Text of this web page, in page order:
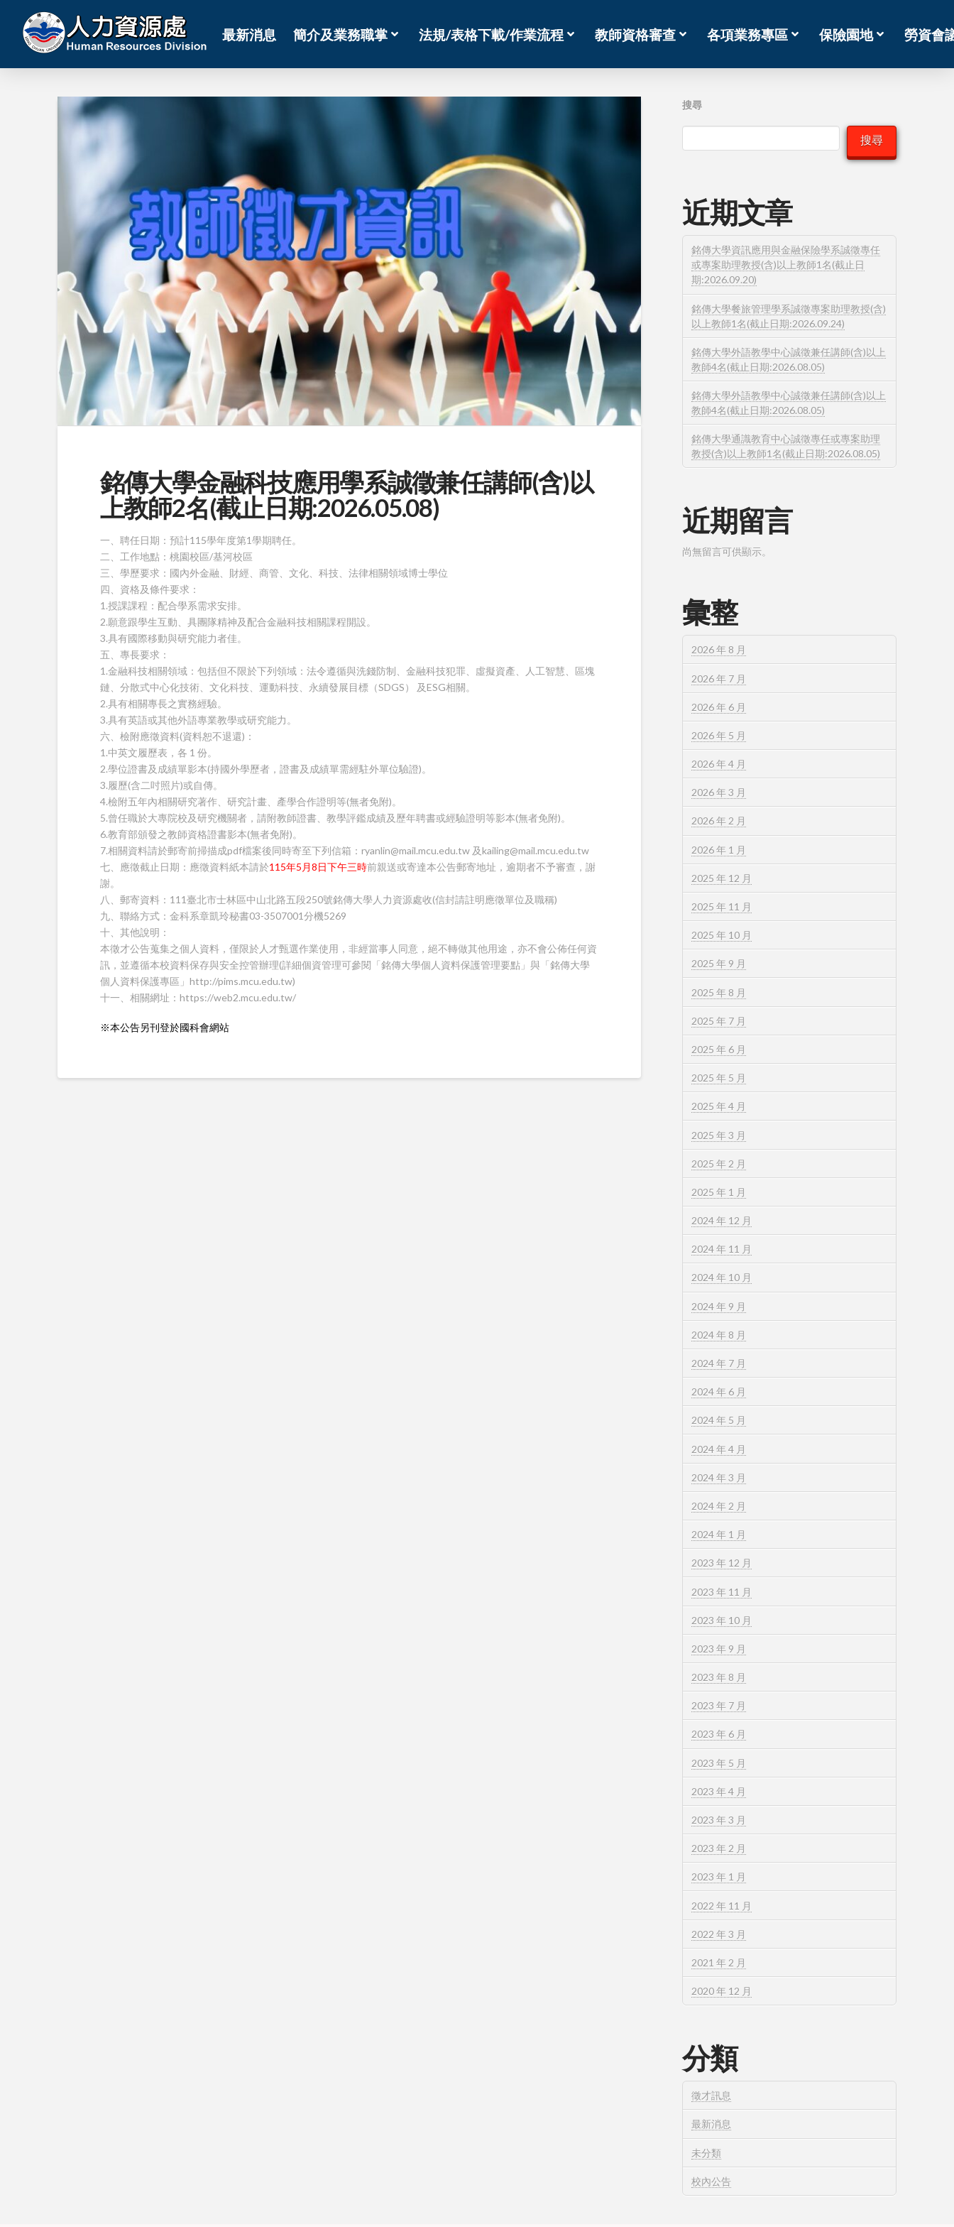
最新消息 簡介及業務職掌 法規/表格下載/作業流程 教師資格審查 各項業務專區 保險園地 勞資會
銘傳大學金融科技應用學系誠徵兼任講師(含)以
上教師2名(截止日期:2026.05.08)
一、聘任日期：預計115學年度第1學期聘任。
二、工作地點：桃園校區/基河校區
三、學歷要求：國內外金融、財經、商管、文化、科技、法律相關領域博士學位
四、資格及條件要求：
1.授課課程：配合學系需求安排。
2.願意跟學生互動、具團隊精神及配合金融科技相關課程開設。
3.具有國際移動與研究能力者佳。
五、專長要求：
1.金融科技相關領域：包括但不限於下列領域：法令遵循與洗錢防制、金融科技犯罪、虛擬資產、人工智慧、區塊
鏈、分散式中心化技術、文化科技、運動科技、永續發展目標（SDGS） 及ESG相關。
2.具有相關專長之實務經驗。
3.具有英語或其他外語專業教學或研究能力。
六、檢附應徵資料(資料恕不退還)：
1.中英文履歷表，各 1 份。
2.學位證書及成績單影本(持國外學歷者，證書及成績單需經駐外單位驗證)。
3.履歷(含二吋照片)或自傳。
4.檢附五年內相關研究著作、研究計畫、產學合作證明等(無者免附)。
5.曾任職於大專院校及研究機關者，請附教師證書、教學評鑑成績及歷年聘書或經驗證明等影本(無者免附)。
6.教育部頒發之教師資格證書影本(無者免附)。
7.相關資料請於郵寄前掃描成pdf檔案後同時寄至下列信箱：ryanlin@mail.mcu.edu.tw 及kailing@mail.mcu.edu.tw
七、應徵截止日期：應徵資料紙本請於115年5月8日下午三時前親送或寄達本公告郵寄地址，逾期者不予審查，謝
謝。
八、郵寄資料：111臺北市士林區中山北路五段250號銘傳大學人力資源處收(信封請註明應徵單位及職稱)
九、聯絡方式：金科系章凱玲秘書03-3507001分機5269
十、其他說明：
本徵才公告蒐集之個人資料，僅限於人才甄選作業使用，非經當事人同意，絕不轉做其他用途，亦不會公佈任何資
訊，並遵循本校資料保存與安全控管辦理(詳細個資管理可參閱「銘傳大學個人資料保護管理要點」與「銘傳大學
個人資料保護專區」http://pims.mcu.edu.tw)
十一、相關網址：https://web2.mcu.edu.tw/
※本公告另刊登於國科會網站
搜尋
搜尋
近期文章
銘傳大學資訊應用與金融保險學系誠徵專任
或專案助理教授(含)以上教師1名(截止日
期:2026.09.20)
銘傳大學餐旅管理學系誠徵專案助理教授(含)
以上教師1名(截止日期:2026.09.24)
銘傳大學外語教學中心誠徵兼任講師(含)以上
教師4名(截止日期:2026.08.05)
銘傳大學外語教學中心誠徵兼任講師(含)以上
教師4名(截止日期:2026.08.05)
銘傳大學通識教育中心誠徵專任或專案助理
教授(含)以上教師1名(截止日期:2026.08.05)
近期留言
尚無留言可供顯示。
彙整
2026 年 8 月
2026 年 7 月
2026 年 6 月
2026 年 5 月
2026 年 4 月
2026 年 3 月
2026 年 2 月
2026 年 1 月
2025 年 12 月
2025 年 11 月
2025 年 10 月
2025 年 9 月
2025 年 8 月
2025 年 7 月
2025 年 6 月
2025 年 5 月
2025 年 4 月
2025 年 3 月
2025 年 2 月
2025 年 1 月
2024 年 12 月
2024 年 11 月
2024 年 10 月
2024 年 9 月
2024 年 8 月
2024 年 7 月
2024 年 6 月
2024 年 5 月
2024 年 4 月
2024 年 3 月
2024 年 2 月
2024 年 1 月
2023 年 12 月
2023 年 11 月
2023 年 10 月
2023 年 9 月
2023 年 8 月
2023 年 7 月
2023 年 6 月
2023 年 5 月
2023 年 4 月
2023 年 3 月
2023 年 2 月
2023 年 1 月
2022 年 11 月
2022 年 3 月
2021 年 2 月
2020 年 12 月
分類
徵才訊息
最新消息
未分類
校內公告